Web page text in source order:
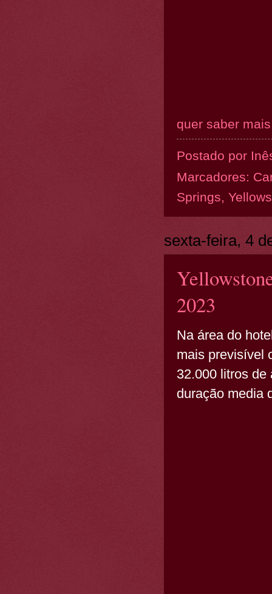
quer saber
Postado por
Marcadores:
Springs,
sexta-feira, 4
2023
Na área do
mais previsível
32.000 litros de
duração media